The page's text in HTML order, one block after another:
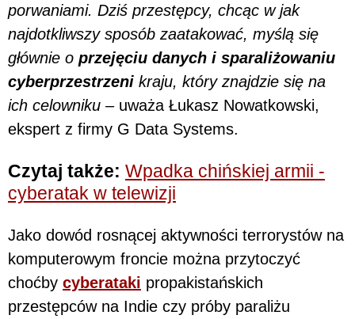
porwaniami. Dziś przestępcy, chcąc w jak
najdotkliwszy sposób zaatakować, myślą się
głównie o przejęciu danych i sparaliżowaniu
cyberprzestrzeni kraju, który znajdzie się na
ich celowniku – uważa Łukasz Nowatkowski,
ekspert z firmy G Data Systems.
Czytaj także: Wpadka chińskiej armii -
cyberatak w telewizji
Jako dowód rosnącej aktywności terrorystów na
komputerowym froncie można przytoczyć
choćby cyberataki propakistańskich
przestępców na Indie czy próby paraliżu